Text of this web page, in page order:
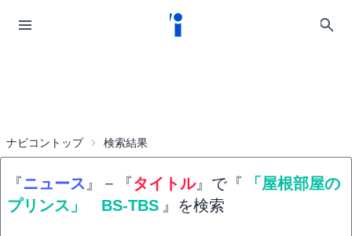
ナビコントップ 検索結果
『ニュース 』 − 『タイトル』で『
「屋根部屋の
プリンス」 BS-TBS 』を検索